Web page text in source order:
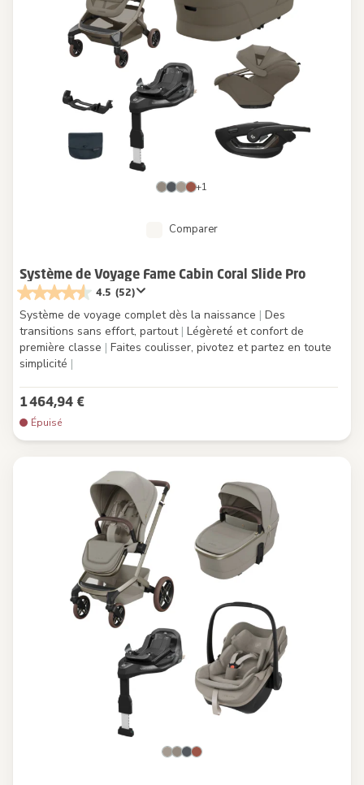
+1
Comparer
Système de Voyage Fame Cabin Coral Slide Pro
4.5 (52)
Système de voyage complet dès la naissance | Des
transitions sans effort, partout | Légèreté et confort de
première classe | Faites coulisser, pivotez et partez en toute
simplicité |
1 464,94 €
Épuisé